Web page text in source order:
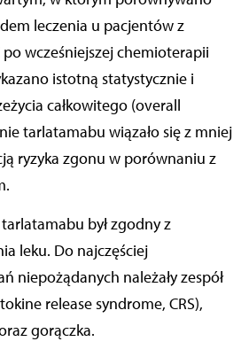
leczenia u pacjentów z
po wcześniejszej chemioterapii
istotną statystycznie i
całkowitego (overall
tarlatamabu wiązało się z mniej
ryzyka zgonu w porównaniu z
był zgodny z
leku. Do najczęściej
niepożądanych należały zespół
release syndrome, CRS),
gorączka.